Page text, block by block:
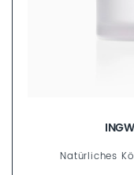
Natürliches